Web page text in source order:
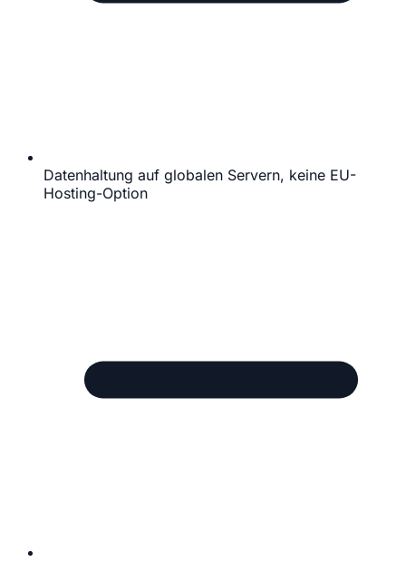
Datenhaltung auf globalen Servern, keine EU-
Hosting-Option